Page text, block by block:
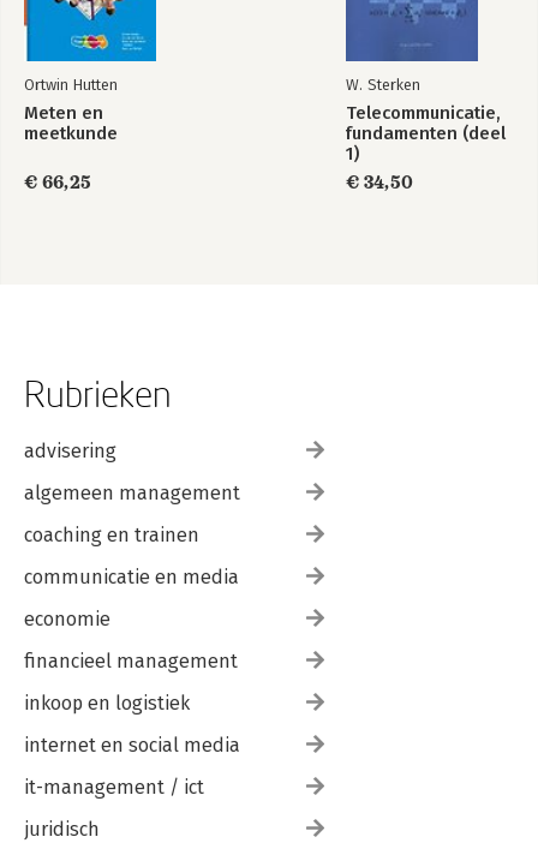
Ortwin Hutten
Meten en
meetkunde
€ 66,25
W. Sterken
Telecommunicatie,
fundamenten (deel
1)
€ 34,50
Rubrieken
advisering
algemeen management
coaching en trainen
communicatie en media
economie
financieel management
inkoop en logistiek
internet en social media
it-management / ict
juridisch